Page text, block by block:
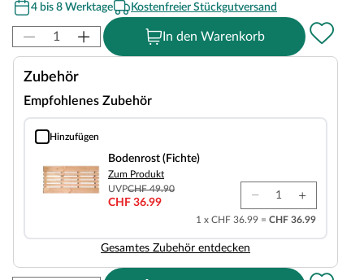
4 bis 8 Werktage
Kostenfreier Stückgutversand
In den Warenkorb
Zubehör
Empfohlenes Zubehör
Hinzufügen
Bodenrost (Fichte)
Bodenrost (Fichte)
Zum Produkt
UVPCHF 49.90
CHF 36.99
1 x CHF 36.99 = CHF 36.99
Gesamtes Zubehör entdecken